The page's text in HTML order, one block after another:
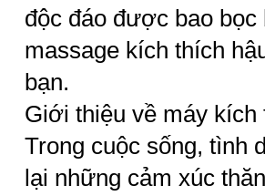
độc đáo được bao
massage kích thích
bạn.
Giới thiệu về máy kích
Trong cuộc sống, tình
lại những cảm xúc